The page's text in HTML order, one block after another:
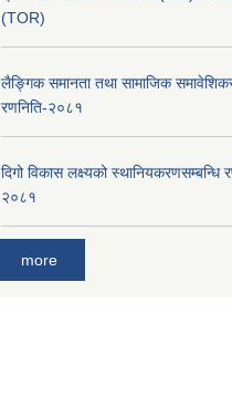
(TOR)
लैङ्‍गिक समानता तथा सामाजिक
रणनिति-२०८१
दिगो विकास लक्ष्यको स्थानियकरणसम्बन्धि
२०८१
more